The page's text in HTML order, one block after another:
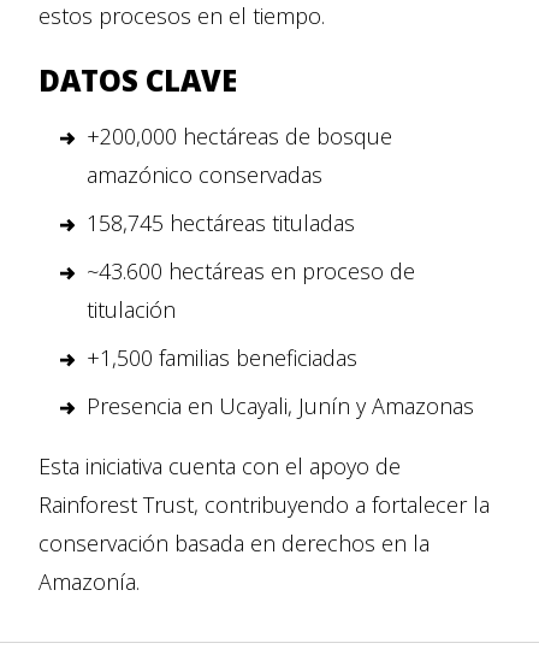
estos procesos en el tiempo.
DATOS CLAVE
+200,000 hectáreas de bosque
amazónico conservadas
158,745 hectáreas tituladas
~43.600 hectáreas en proceso de
titulación
+1,500 familias beneficiadas
Presencia en Ucayali, Junín y Amazonas
Esta iniciativa cuenta con el apoyo de
Rainforest Trust, contribuyendo a fortalecer la
conservación basada en derechos en la
Amazonía.